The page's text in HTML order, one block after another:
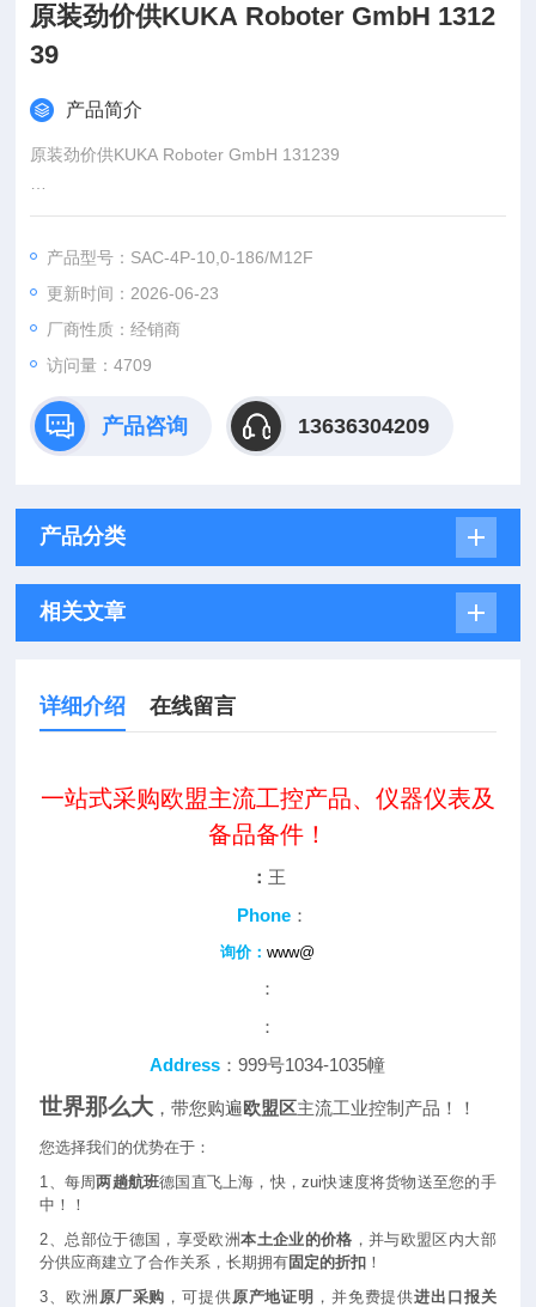
原装劲价供KUKA Roboter GmbH 1312
39
产品简介
原装劲价供KUKA Roboter GmbH 131239
：王
：www@
产品型号：SAC-4P-10,0-186/M12F
更新时间：2026-06-23
厂商性质：经销商
访问量：4709
产品咨询 13636304209
产品分类
相关文章
详细介绍 在线留言
一站式采购欧盟主流工控产品、仪器仪表及
备品备件！
： 王
Phone：
询价：www@
：
：
Address ：999号1034-1035幢
世界那么大 ，带您购遍欧盟区主流工业控制产品！！
您选择我们的优势在于：
1、每周两趟航班德国直飞上海，快，zui快速度将货物送至您的手
中！！
2、总部位于德国，享受欧洲本土企业的价格 ，并与欧盟区内大部
分供应商建立了合作关系，长期拥有固定的折扣 ！
3、欧洲 原厂采购 ，可提供原产地证明 ，并免费提供进出口报关